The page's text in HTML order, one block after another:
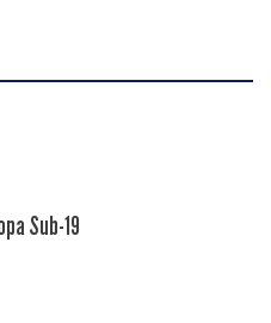
Sub-19